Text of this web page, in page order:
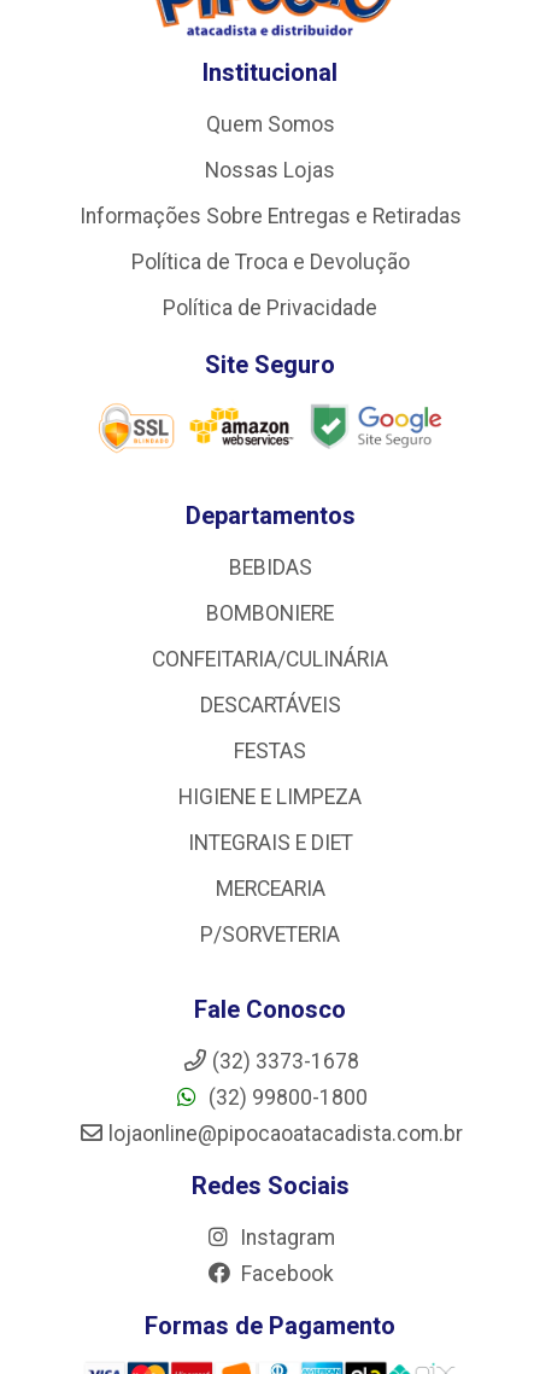
Institucional
Quem Somos
Nossas Lojas
Informações Sobre Entregas e Retiradas
Política de Troca e Devolução
Política de Privacidade
Site Seguro
Departamentos
BEBIDAS
BOMBONIERE
CONFEITARIA/CULINÁRIA
DESCARTÁVEIS
FESTAS
HIGIENE E LIMPEZA
INTEGRAIS E DIET
MERCEARIA
P/SORVETERIA
Fale Conosco
(32) 3373-1678
(32) 99800-1800
lojaonline@pipocaoatacadista.com.br
Redes Sociais
Instagram
Facebook
Formas de Pagamento